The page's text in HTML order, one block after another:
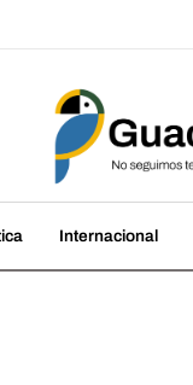
Internacional